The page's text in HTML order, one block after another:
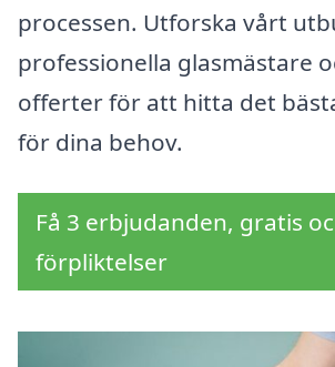
processen. Utforska vårt
professionella glasmästare
offerter för att hitta det
för dina behov.
Få 3 erbjudanden, gratis
förpliktelser